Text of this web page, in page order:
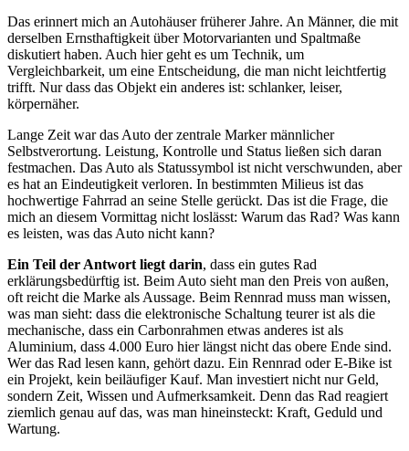
Das erinnert mich an Autohäuser früherer Jahre. An Männer, die mit
derselben Ernsthaftigkeit über Motorvarianten und Spaltmaße
diskutiert haben. Auch hier geht es um Technik, um
Vergleichbarkeit, um eine Entscheidung, die man nicht leichtfertig
trifft. Nur dass das Objekt ein anderes ist: schlanker, leiser,
körpernäher.
Lange Zeit war das Auto der zentrale Marker männlicher
Selbstverortung. Leistung, Kontrolle und Status ließen sich daran
festmachen. Das Auto als Statussymbol ist nicht verschwunden, aber
es hat an Eindeutigkeit verloren. In bestimmten Milieus ist das
hochwertige Fahrrad an seine Stelle gerückt. Das ist die Frage, die
mich an diesem Vormittag nicht loslässt: Warum das Rad? Was kann
es leisten, was das Auto nicht kann?
Ein Teil der Antwort liegt darin, dass ein gutes Rad
erklärungsbedürftig ist. Beim Auto sieht man den Preis von außen,
oft reicht die Marke als Aussage. Beim Rennrad muss man wissen,
was man sieht: dass die elektronische Schaltung teurer ist als die
mechanische, dass ein Carbonrahmen etwas anderes ist als
Aluminium, dass 4.000 Euro hier längst nicht das obere Ende sind.
Wer das Rad lesen kann, gehört dazu. Ein Rennrad oder E-Bike ist
ein Projekt, kein beiläufiger Kauf. Man investiert nicht nur Geld,
sondern Zeit, Wissen und Aufmerksamkeit. Denn das Rad reagiert
ziemlich genau auf das, was man hineinsteckt: Kraft, Geduld und
Wartung.